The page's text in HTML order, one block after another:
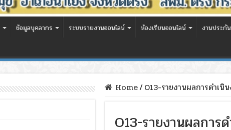
ข้อมูลบุคลากร ระบบรายงานออนไลน์ ห้องเรียนออนไลน์ งานประกั
Home/O13-รายงานผลการดำเนิ
O13-รายงานผลการ